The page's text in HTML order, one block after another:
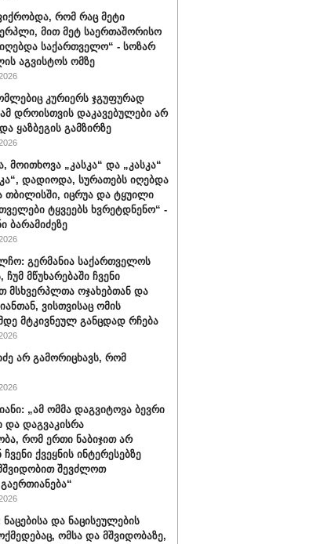
რომ რაც მეტი
მით მეტ საერთაშორისო
საქართველო“ - სოზარ
აგვისტოს ომზე
კურიერს ჯგუფურად
დროისთვის დაკავებულები არ
ყაზბეგის გამზირზე
მოითხოვა „კასკა“ და „კასკა“
დადიოდა, სურათებს იღებდა
იცრუა და ტყუილი
ტყვეებს ხვრეტდნენო“ -
ბარამიძეზე
გერმანია საქართველოს
მწუხარებაში ჩვენი
მსხვერპლთა ოჯახებთან და
ვისთვისაც ომის
მტკივნეულ განცდად რჩება
არ გამორიცხავს, რომ
„ამ ომმა დაგვიტოვა ბევრი
და დაგვაკისრა
რომ ერთი ნაბიჯით არ
ქვეყნის ინტერესებზე
შევძლოთ
ნაცებისა და ნაცისეულების
ომსა და მშვიდობაზე,